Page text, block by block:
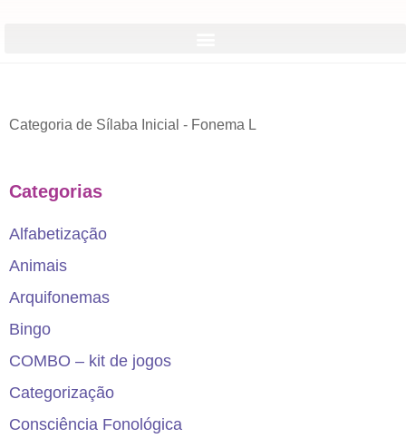
Categoria de Sílaba Inicial - Fonema L
Categorias
Alfabetização
Animais
Arquifonemas
Bingo
COMBO – kit de jogos
Categorização
Consciência Fonológica